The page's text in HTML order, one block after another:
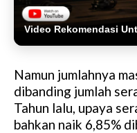
Video Rekomendasi
Namun jumlahnya
dibanding jumlah
Tahun lalu, upaya
bahkan naik 6,85%